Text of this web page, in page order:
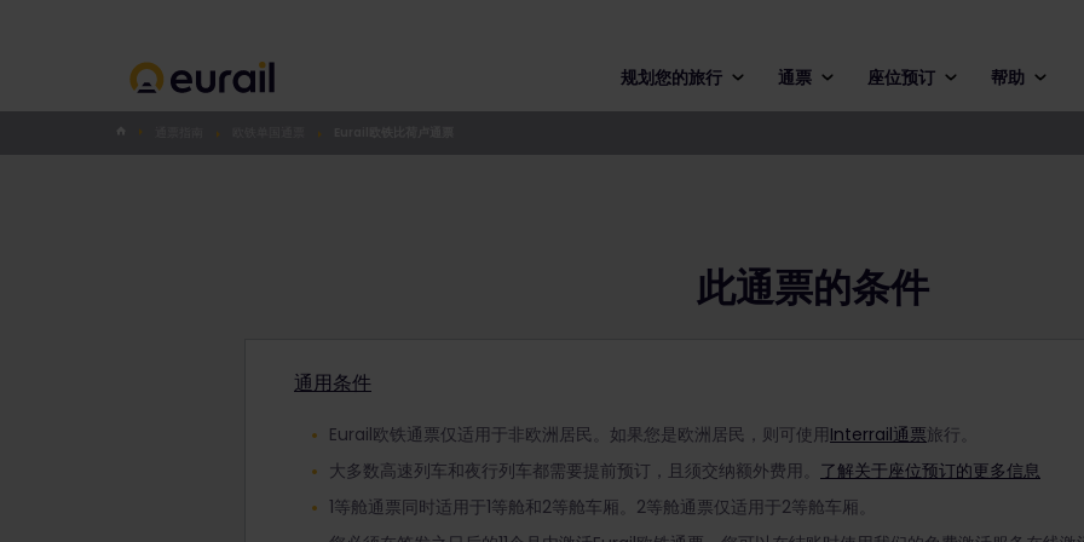
规划您的旅行 通票 座位预订 帮助
此通票的条件
通用条件
Eurail欧铁通票仅适用于非欧洲居民。如果您是欧洲居民，则可使用Interrail通票旅行。
大多数高速列车和夜行列车都需要提前预订，且须交纳额外费用。 了解关于座位预订的更多信息
1等舱通票同时适用于1等舱和2等舱车厢。2等舱通票仅适用于2等舱车厢。